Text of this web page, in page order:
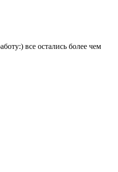
все остались более чем